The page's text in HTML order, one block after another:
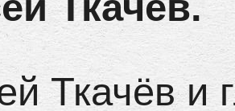
Ткачёв и